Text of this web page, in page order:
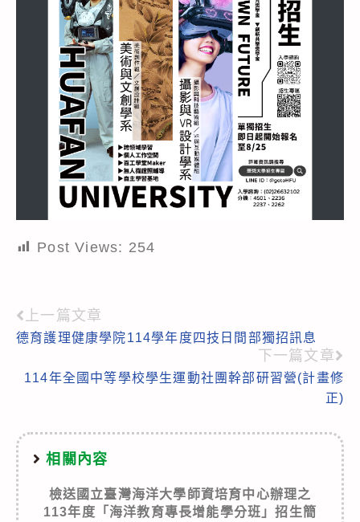
Post Views: 254
Read
more
articles
上一篇文章
德育護理健康學院114學年度四技日間部獨招訊息
下一篇文章
114年全國中等學校學生運動社團幹部研習營(計畫修
正)
相關內容
檢送國立臺灣海洋大學師資培育中心辦理之
113年度「海洋教育專長增能學分班」招生簡